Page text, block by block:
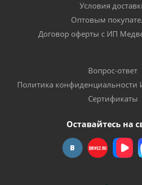
Условия
Оптовым
Договор оферты с ИП
Вопрос-ответ
Политика
Сертификаты
Оставайтесь на